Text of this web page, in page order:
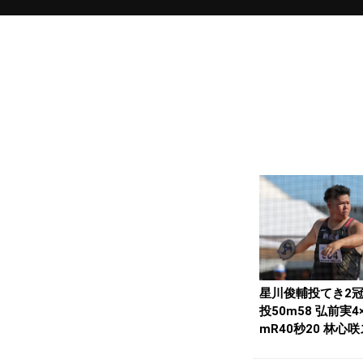
星川俊輔投てき2
投50m58 弘前実
mR40秒20 林心咲